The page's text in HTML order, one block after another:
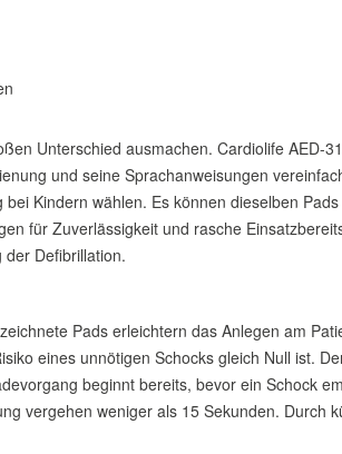
Unterschied ausmachen. Cardiolife AED-
und seine Sprachanweisungen
Kindern wählen. Es können dieselben
für Zuverlässigkeit und rasche
Defibrillation.
Pads erleichtern das Anlegen am
eines unnötigen Schocks gleich Null ist.
beginnt bereits, bevor ein Schock
vergehen weniger als 15 Sekunden. Durch